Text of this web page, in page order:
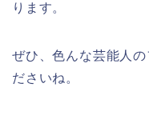
ります。
ぜひ、色んな芸能人
ださいね。